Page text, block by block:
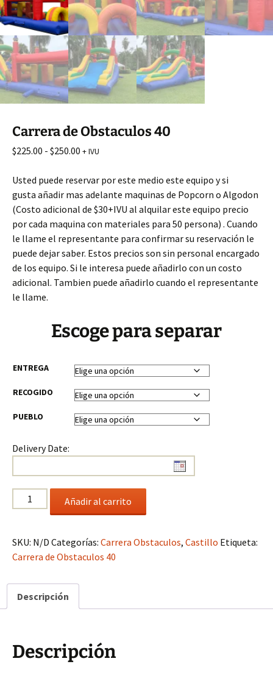
Carrera de Obstaculos 40
$225.00 - $250.00 Rango
precios:
desde
$225.00
hasta
$250.00
+ IVU
Usted puede reservar por este medio este equipo y si
gusta añadir mas adelante maquinas de Popcorn o Algodon
(Costo adicional de $30+IVU al alquilar este equipo precio
por cada maquina con materiales para 50 persona) . Cuando
le llame el representante para confirmar su reservación le
puede dejar saber. Estos precios son sin personal encargado
de los equipo. Si le interesa puede añadirlo con un costo
adicional. Tambien puede añadirlo cuando el representante
le llame.
Escoge para separar
ENTREGA
RECOGIDO
PUEBLO
Delivery Date:
Carrera
de
40
cantidad
Añadir al carrito
SKU: N/D Categorías: Carrera Obstaculos, Castillo Etiqueta:
Carrera de Obstaculos 40
Descripción
Descripción